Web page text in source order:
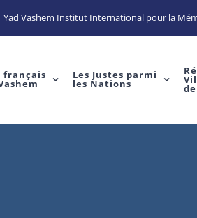
Yad Vashem Institut International pour la
français Les Justes parmi
les Nations